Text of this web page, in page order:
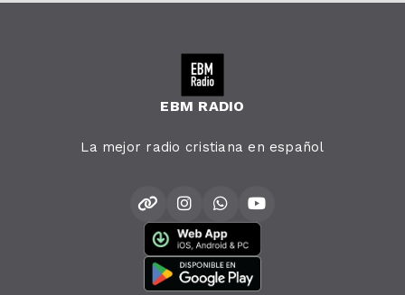
EBM RADIO
La mejor radio cristiana en español